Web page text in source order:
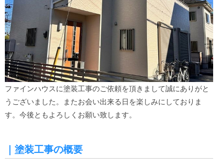
ファインハウスに塗装工事のご依頼を頂きまして誠にありがと
うございました。またお会い出来る日を楽しみにしておりま
す。今後ともよろしくお願い致します。
｜塗装工事の概要